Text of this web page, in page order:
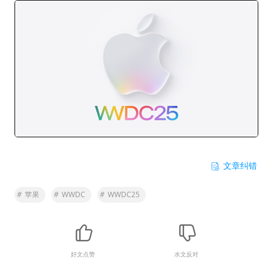
文章纠错
# 苹果 # WWDC # WWDC25
好文点赞 水文反对